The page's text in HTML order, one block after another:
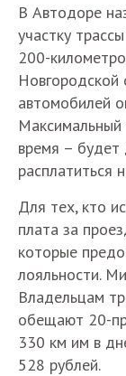
В Автодоре
участку
200-
Новгородской
автомобилей
время – будет
расплатиться
Для тех, кто
плата за
которые
лояльности.
Владельцам
обещают 20-
330 км им в
528 рублей.